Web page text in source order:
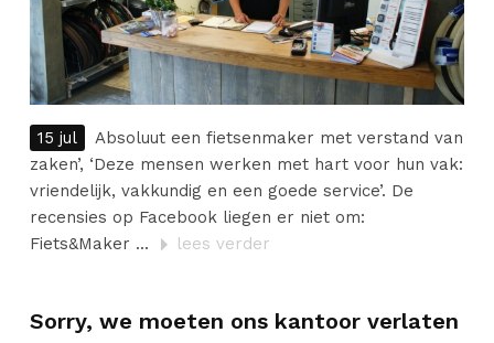
15 jul
Absoluut een fietsenmaker met verstand van
zaken’, ‘Deze mensen werken met hart voor hun vak:
vriendelijk, vakkundig en een goede service’. De
recensies op Facebook liegen er niet om:
Fiets&Maker ...
lees verder
Sorry, we moeten ons kantoor verlaten